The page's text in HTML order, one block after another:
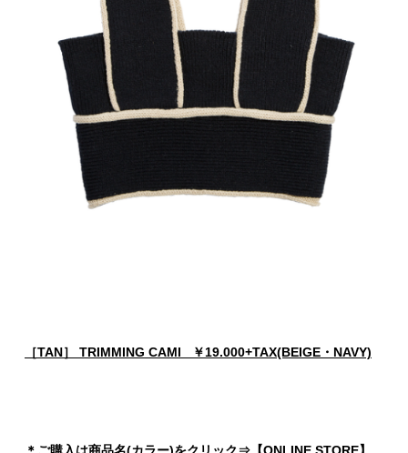
［TAN］ TRIMMING CAMI ￥19.000+TAX(BEIGE・NAVY)